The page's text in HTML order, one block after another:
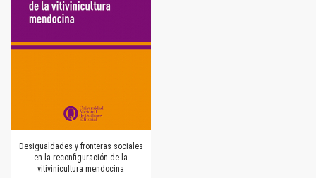
Desigualdades y fronteras sociales
en la reconfiguración de la
vitivinicultura mendocina